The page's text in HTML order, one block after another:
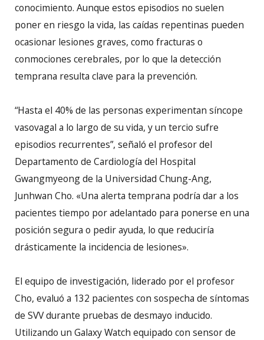
conocimiento. Aunque estos episodios no suelen
poner en riesgo la vida, las caídas repentinas pueden
ocasionar lesiones graves, como fracturas o
conmociones cerebrales, por lo que la detección
temprana resulta clave para la prevención.
“Hasta el 40% de las personas experimentan síncope
vasovagal a lo largo de su vida, y un tercio sufre
episodios recurrentes”, señaló el profesor del
Departamento de Cardiología del Hospital
Gwangmyeong de la Universidad Chung-Ang,
Junhwan Cho. «Una alerta temprana podría dar a los
pacientes tiempo por adelantado para ponerse en una
posición segura o pedir ayuda, lo que reduciría
drásticamente la incidencia de lesiones».
El equipo de investigación, liderado por el profesor
Cho, evaluó a 132 pacientes con sospecha de síntomas
de SVV durante pruebas de desmayo inducido.
Utilizando un Galaxy Watch equipado con sensor de